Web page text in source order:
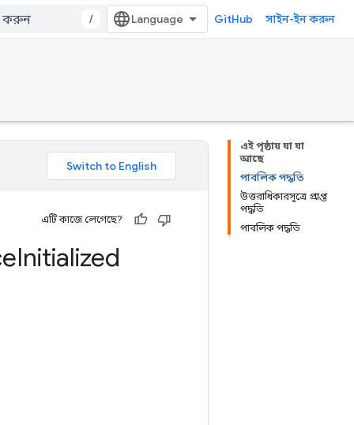
/ GitHub সাইন-ইন করুন
এই পৃষ্ঠায় যা যা
আছে
পাবলিক পদ্ধতি
উত্তরাধিকারসূত্রে প্রাপ্ত
পদ্ধতি
পাবলিক পদ্ধতি
এটি কাজে লেগেছে?
Initialized